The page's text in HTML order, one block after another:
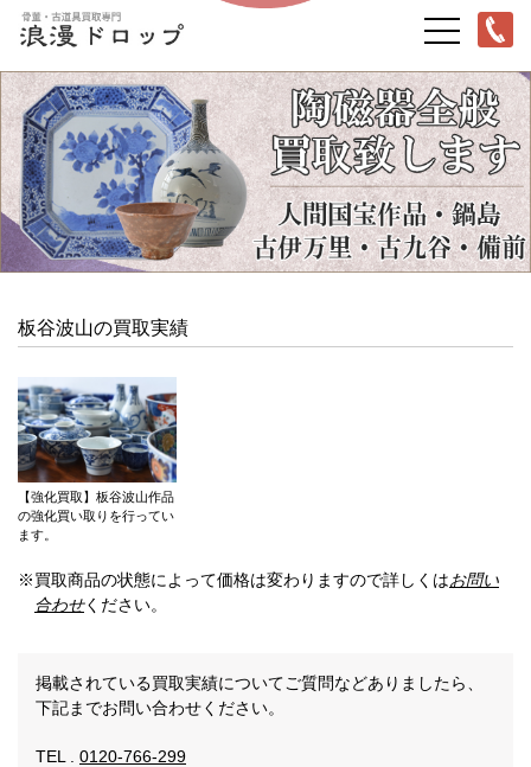
板谷波山の買取実績
【強化買取】板谷波山作品
の強化買い取りを行ってい
ます。
※買取商品の状態によって価格は変わりますので詳しくはお問い
合わせください。
掲載されている買取実績についてご質問などありましたら、
下記までお問い合わせください。
TEL . 0120-766-299